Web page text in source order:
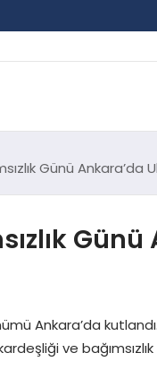
Günü Ankara’da
Ankara’da
ve bağımsızlık